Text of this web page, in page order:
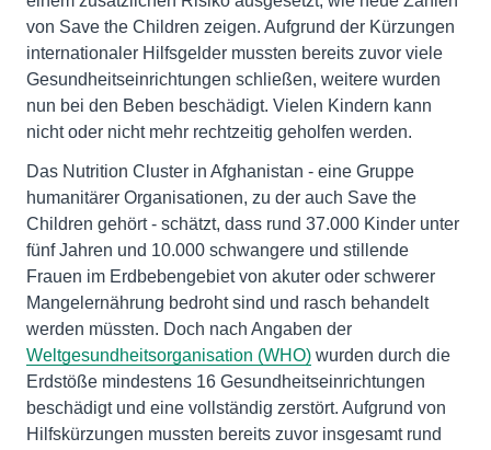
von Save the Children zeigen. Aufgrund der Kürzungen
internationaler Hilfsgelder mussten bereits zuvor viele
Gesundheitseinrichtungen schließen, weitere wurden
nun bei den Beben beschädigt. Vielen Kindern kann
nicht oder nicht mehr rechtzeitig geholfen werden.
Das Nutrition Cluster in Afghanistan - eine Gruppe
humanitärer Organisationen, zu der auch Save the
Children gehört - schätzt, dass rund 37.000 Kinder unter
fünf Jahren und 10.000 schwangere und stillende
Frauen im Erdbebengebiet von akuter oder schwerer
Mangelernährung bedroht sind und rasch behandelt
werden müssten. Doch nach Angaben der
Weltgesundheitsorganisation (WHO) wurden durch die
Erdstöße mindestens 16 Gesundheitseinrichtungen
beschädigt und eine vollständig zerstört. Aufgrund von
Hilfskürzungen mussten bereits zuvor insgesamt rund